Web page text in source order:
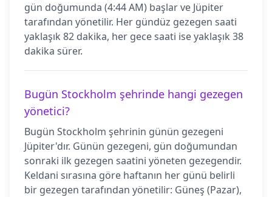
gün doğumunda (4:44 AM) başlar ve Jüpiter
tarafından yönetilir. Her gündüz gezegen saati
yaklaşık 82 dakika, her gece saati ise yaklaşık 38
dakika sürer.
Bugün Stockholm şehrinde hangi gezegen
yönetici?
Bugün Stockholm şehrinin günün gezegeni
Jüpiter'dır. Günün gezegeni, gün doğumundan
sonraki ilk gezegen saatini yöneten gezegendir.
Keldani sırasına göre haftanın her günü belirli
bir gezegen tarafından yönetilir: Güneş (Pazar),